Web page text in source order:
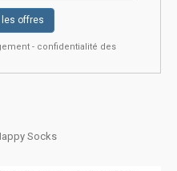
offres
- confidentialité des
Socks